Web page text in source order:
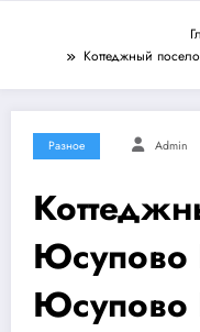
Коттеджный
Разное Admin
Юсупово